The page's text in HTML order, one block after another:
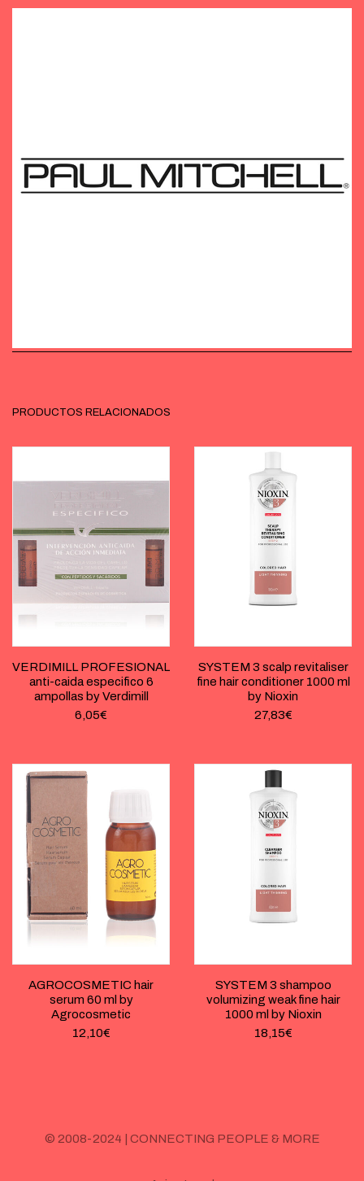
PRODUCTOS RELACIONADOS
VERDIMILL PROFESIONAL
anti-caida especifico 6
ampollas by Verdimill
6,05€
SYSTEM 3 scalp revitaliser
fine hair conditioner 1000 ml
by Nioxin
27,83€
AGROCOSMETIC hair
serum 60 ml by
Agrocosmetic
12,10€
SYSTEM 3 shampoo
volumizing weak fine hair
1000 ml by Nioxin
18,15€
© 2008-2024 | CONNECTING PEOPLE & MORE